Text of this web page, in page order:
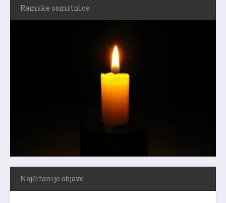
Ramske osmrtnice
Najčitanije objave